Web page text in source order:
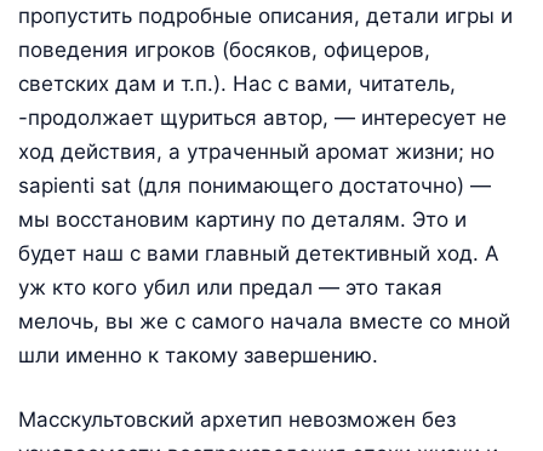
пропустить подробные описания, детали игры и
поведения игроков (босяков, офицеров,
светских дам и т.п.). Нас с вами, читатель,
-продолжает щуриться автор, — интересует не
ход действия, а утраченный аромат жизни; но
sapienti sat (для понимающего достаточно) —
мы восстановим картину по деталям. Это и
будет наш с вами главный детективный ход. А
уж кто кого убил или предал — это такая
мелочь, вы же с самого начала вместе со мной
шли именно к такому завершению.
Масскультовский архетип невозможен без